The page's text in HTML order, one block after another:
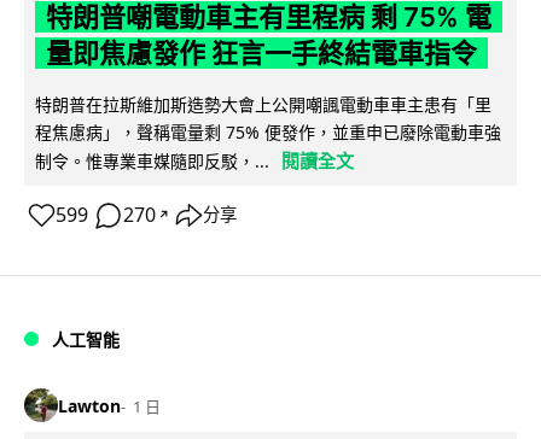
特朗普嘲電動車主有里程病 剩 75% 電
量即焦慮發作 狂言一手終結電車指令
特朗普在拉斯維加斯造勢大會上公開嘲諷電動車車主患有「里
程焦慮病」，聲稱電量剩 75% 便發作，並重申已廢除電動車強
制令。惟專業車媒隨即反駁，...
閱讀全文
599 270 ↗ 分享
人工智能
Lawton 1 日